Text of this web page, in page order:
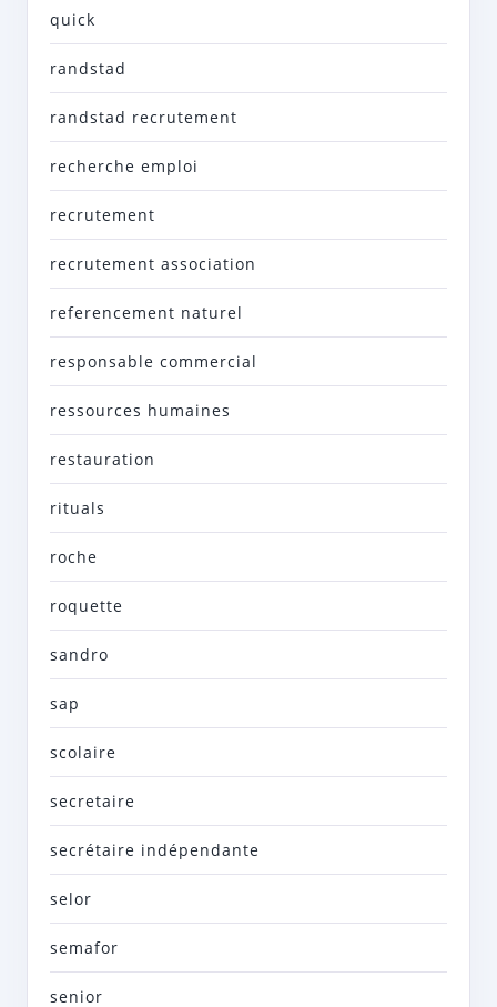
quick
randstad
randstad recrutement
recherche emploi
recrutement
recrutement association
referencement naturel
responsable commercial
ressources humaines
restauration
rituals
roche
roquette
sandro
sap
scolaire
secretaire
secrétaire indépendante
selor
semafor
senior